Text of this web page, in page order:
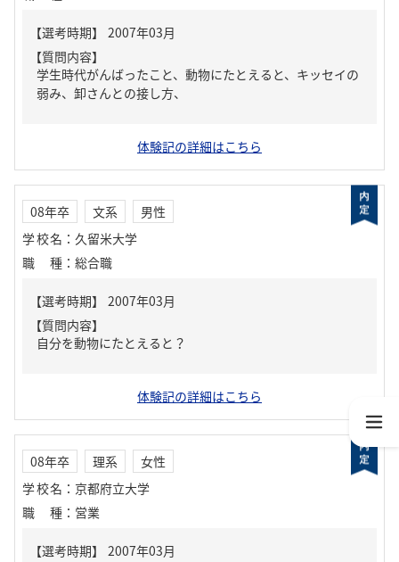
【質問内容】
学生時代がんばったこと、動物にたとえると、キッセイの
弱み、卸さんとの接し方、
体験記の詳細はこちら
08年卒 文系
男性
学校名 ： 久留米大学
職種 ： 総合職
【質問内容】
自分を動物にたとえると？
体験記の詳細はこちら
08年卒 理系
女性
学校名 ： 京都府立大学
職種 ： 営業